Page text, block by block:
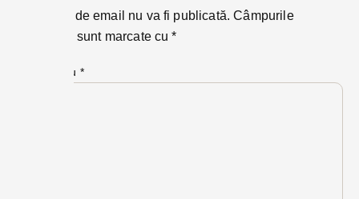
Adresa ta de email nu va fi publicată. Câmpurile
obligatorii sunt marcate cu*
Comentariu *